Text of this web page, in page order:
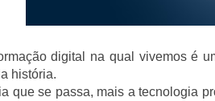
digital na qual vivemos é
história.
que se passa, mais a tecnologia